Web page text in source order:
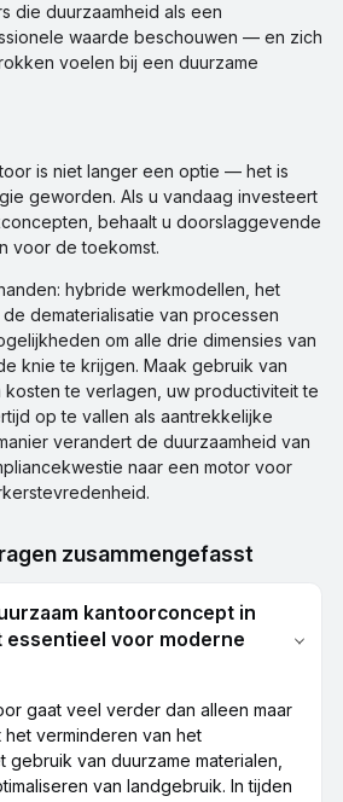
die duurzaamheid als een
waarde beschouwen — en zich
voelen bij een duurzame
is niet langer een optie — het is
geworden. Als u vandaag investeert
behaalt u doorslaggevende
voor de toekomst.
hybride werkmodellen, het
dematerialisatie van processen
om alle drie dimensies van
knie te krijgen. Maak gebruik van
te verlagen, uw productiviteit te
op te vallen als aantrekkelijke
verandert de duurzaamheid van
naar een motor voor
zusammengefasst
kantoorconcept in
essentieel voor moderne
gaat veel verder dan alleen maar
verminderen van het
van duurzame materialen,
van landgebruik. In tijden